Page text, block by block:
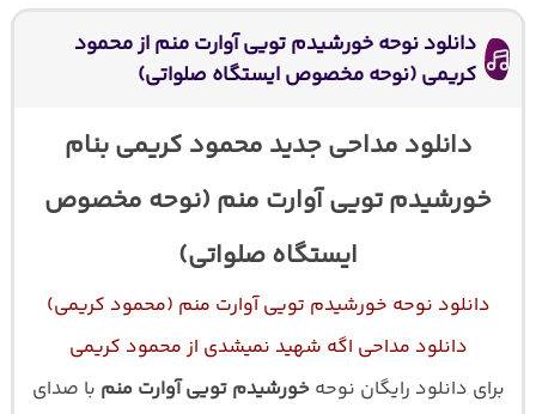
دانلود نوحه خورشیدم تویی آوارت منم از محمود
کریمی (نوحه مخصوص ایستگاه صلواتی)
دانلود مداحی جدید محمود کریمی بنام
خورشیدم تویی آوارت منم (نوحه مخصوص
ایستگاه صلواتی)
دانلود نوحه خورشیدم تویی آوارت منم (محمود کریمی)
دانلود مداحی اگه شهید نمیشدی از محمود کریمی
برای دانلود رایگان نوحهخورشیدم تویی آوارت منم با صدای